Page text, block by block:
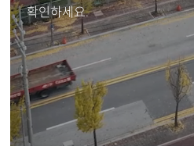
확인하세요.